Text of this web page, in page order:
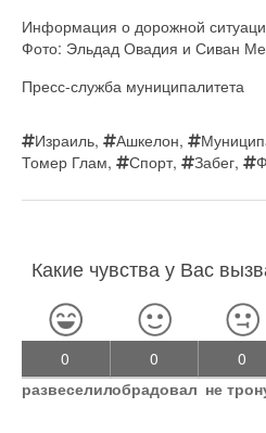
Информация о дорожной
Фото: Эльдад Овадия и Сиван
Пресс-служба муниципалитета
Израиль, Ашкелон,
Томер Глам, Спорт, Забег,
Какие чувства у Вас
0
развеселил
0
обрадовал
0
не